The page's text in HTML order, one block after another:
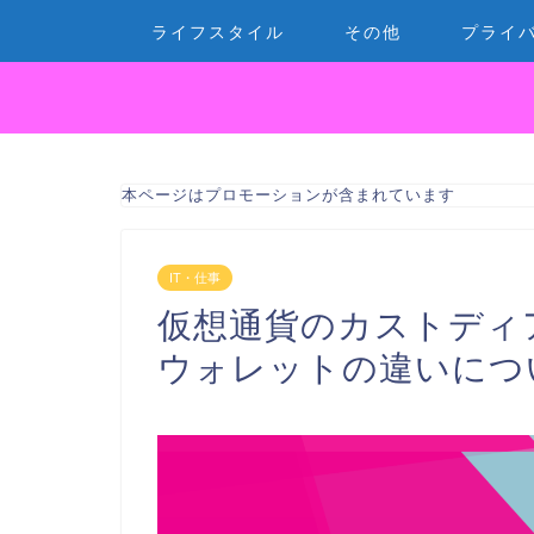
ライフスタイル その他 プライ
本ページはプロモーションが含まれています
IT・仕事
仮想通貨のカストデ
ウォレットの違いに